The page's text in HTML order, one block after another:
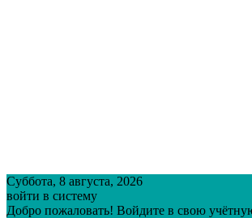
Суббота, 8 августа, 2026
войти в систему
Добро пожаловать! Войдите в свою